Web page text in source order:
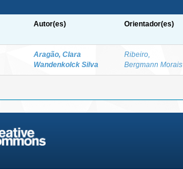
Autor(es) Orientador(es)
Aragão, Clara
Wandenkolck Silva
Ribeiro,
Bergmann Morais